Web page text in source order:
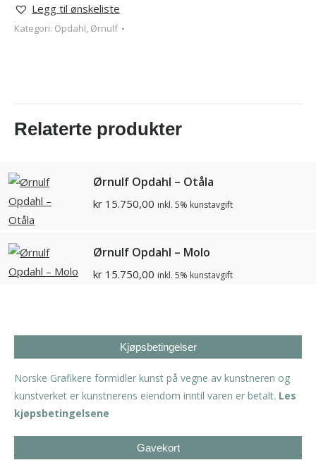
Legg til ønskeliste
Kategori: Opdahl, Ørnulf
Relaterte produkter
Ørnulf Opdahl – Otåla
kr 15.750,00 inkl. 5% kunstavgift
Ørnulf Opdahl – Molo
kr 15.750,00 inkl. 5% kunstavgift
Kjøpsbetingelser
Norske Grafikere formidler kunst på vegne av kunstneren og
kunstverket er kunstnerens eiendom inntil varen er betalt. Les
kjøpsbetingelsene
Gavekort